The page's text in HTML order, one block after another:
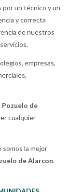
por un técnico y un
y correcta
de nuestros
empresas,
de
cualquier
la mejor
de Alarcon.